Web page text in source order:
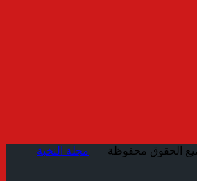
مجلة النخبة